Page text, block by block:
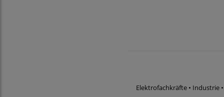
Elektrofachkräfte • Industrie